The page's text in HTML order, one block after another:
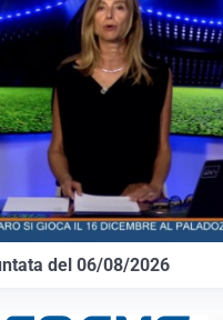
del 06/08/2026